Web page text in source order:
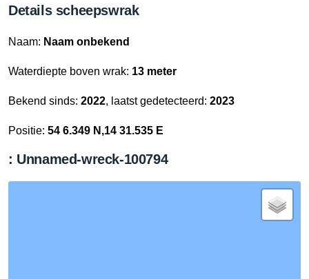
Details scheepswrak
Naam: Naam onbekend
Waterdiepte boven wrak: 13 meter
Bekend sinds: 2022, laatst gedetecteerd: 2023
Positie: 54 6.349 N,14 31.535 E
: Unnamed-wreck-100794